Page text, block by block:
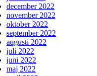
december 2022
november 2022
oktober 2022
september 2022
augusti 2022
juli 2022
juni 2022
maj 2022